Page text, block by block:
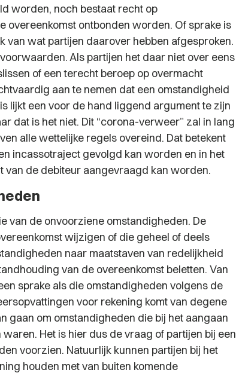
worden, noch bestaat recht op
overeenkomst ontbonden worden. Of sprake is
van wat partijen daarover hebben afgesproken.
Als partijen het daar niet over eens
of een terecht beroep op overmacht
aan te nemen dat een omstandigheid
lijkt een voor de hand liggend argument te zijn
dat is het niet. Dit “corona-verweer” zal in lang
alle wettelijke regels overeind. Dat betekent
incassotraject gevolgd kan worden en in het
van de debiteur aangevraagd kan worden.
van de onvoorziene omstandigheden. De
wijzigen of die geheel of deels
naar maatstaven van redelijkheid
van de overeenkomst beletten. Van
sprake als die omstandigheden volgens de
voor rekening komt van degene
gaan om omstandigheden die bij het aangaan
Het is hier dus de vraag of partijen bij een
voorzien. Natuurlijk kunnen partijen bij het
houden met van buiten komende